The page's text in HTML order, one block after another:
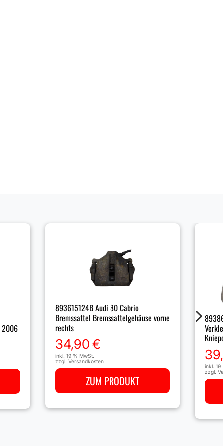
2006
893615124B Audi 80 Cabrio
Bremssattel Bremssattelgehäuse vorne
rechts
34,90€
inkl. 19 % MwSt.
zzgl. Versandkosten
ZUM PRODUKT
inkl. 19
zzgl.
5